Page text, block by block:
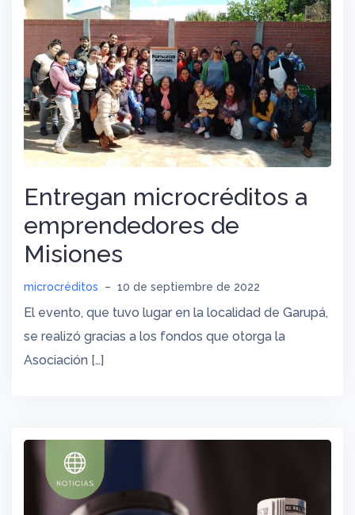
Entregan microcréditos a
emprendedores de
Misiones
microcréditos – 10 de septiembre de 2022
El evento, que tuvo lugar en la localidad de Garupá,
se realizó gracias a los fondos que otorga la
Asociación […]